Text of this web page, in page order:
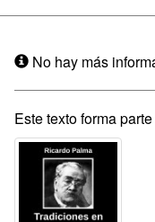
No hay más
Este texto forma